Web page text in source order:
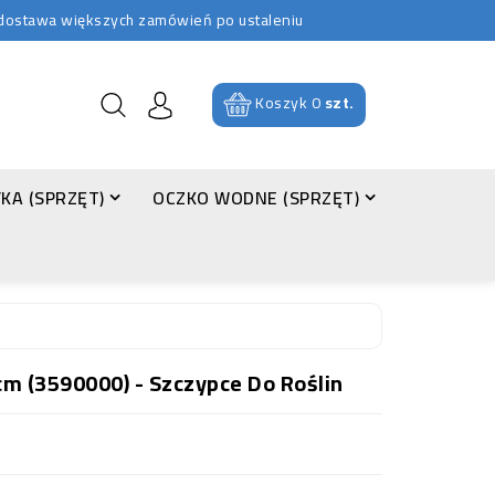
większych zamówień po ustaleniu
Koszyk0szt.
(SPRZĘT)
OCZKO WODNE (SPRZĘT)
(3590000) - Szczypce Do Roślin